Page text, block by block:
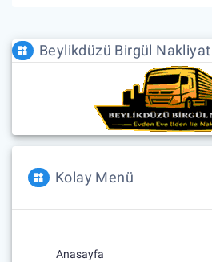
Beylikdüzü Birgül Nakliyat
Kolay Menü
Anasayfa